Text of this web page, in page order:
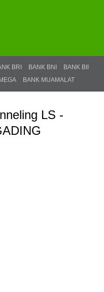
BRI BANK BNI
BANK BII
BANK MUAMALAT
LS -